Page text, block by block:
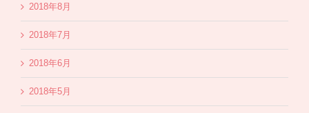
2018年8月
2018年7月
2018年6月
2018年5月